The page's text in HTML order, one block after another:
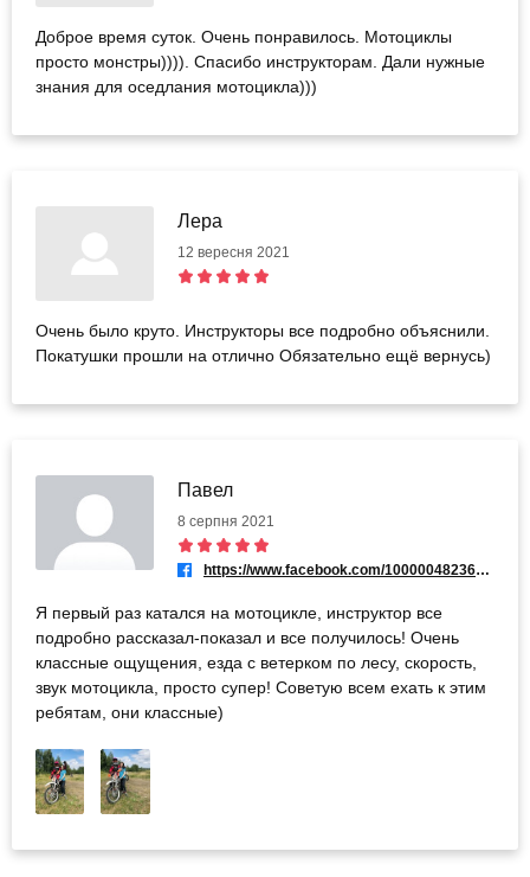
Доброе время суток. Очень понравилось. Мотоциклы
просто монстры)))). Спасибо инструкторам. Дали нужные
знания для оседлания мотоцикла)))
Лера
12 вересня 2021
Очень было круто. Инструкторы все подробно объяснили.
Покатушки прошли на отлично Обязательно ещё вернусь)
Павел
8 серпня 2021
https://www.facebook.com/100000482367830
Я первый раз катался на мотоцикле, инструктор все
подробно рассказал-показал и все получилось! Очень
классные ощущения, езда с ветерком по лесу, скорость,
звук мотоцикла, просто супер! Советую всем ехать к этим
ребятам, они классные)